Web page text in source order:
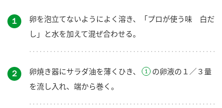
１
卵を泡立てないようによく溶き、「プロが使う味 白だ
し」と水を加えて混ぜ合わせる。
２ 卵焼き器にサラダ油を薄くひき、
の卵液の１／３量
を流し入れ、端から巻く。